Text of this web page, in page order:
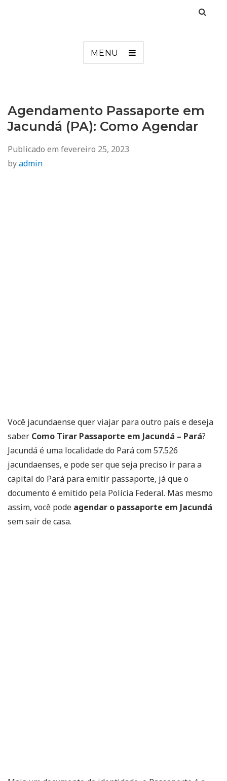
MENU
Agendamento Passaporte em
Jacundá (PA): Como Agendar
Publicado em fevereiro 25, 2023
byadmin
Você jacundaense quer viajar para outro país e deseja
saber Como Tirar Passaporte em Jacundá – Pará?
Jacundá é uma localidade do Pará com 57.526
jacundaenses, e pode ser que seja preciso ir para a
capital do Pará para emitir passaporte, já que o
documento é emitido pela Polícia Federal. Mas mesmo
assim, você pode agendar o passaporte em Jacundá
sem sair de casa.